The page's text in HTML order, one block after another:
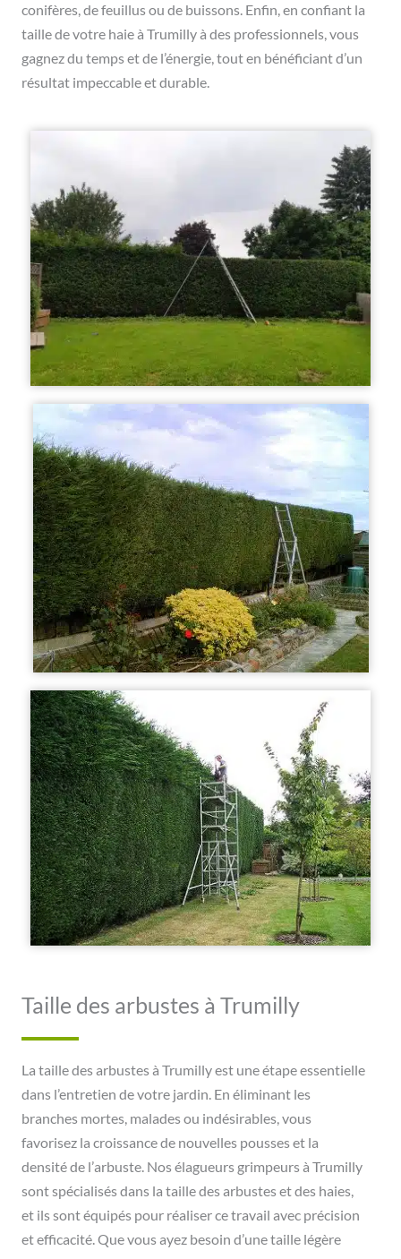
conifères, de feuillus ou de buissons. Enfin, en confiant la
taille de votre haie à Trumilly à des professionnels, vous
gagnez du temps et de l’énergie, tout en bénéficiant d’un
résultat impeccable et durable.
Taille des arbustes à Trumilly
La taille des arbustes à Trumilly est une étape essentielle
dans l’entretien de votre jardin. En éliminant les
branches mortes, malades ou indésirables, vous
favorisez la croissance de nouvelles pousses et la
densité de l’arbuste. Nos élagueurs grimpeurs à Trumilly
sont spécialisés dans la taille des arbustes et des haies,
et ils sont équipés pour réaliser ce travail avec précision
et efficacité. Que vous ayez besoin d’une taille légère